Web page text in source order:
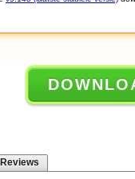
Reviews